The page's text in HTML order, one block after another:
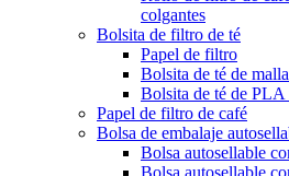
colgantes
Bolsita de filtro de té
Papel de filtro
Bolsita de té de
Bolsita de té de
Papel de filtro de café
Bolsa de embalaje
Bolsa autosellable
Bolsa autosellable